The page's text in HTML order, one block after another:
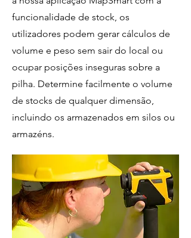
funcionalidade de stock, os
utilizadores podem gerar cálculos de
volume e peso sem sair do local ou
ocupar posições inseguras sobre a
pilha. Determine facilmente o volume
de stocks de qualquer dimensão,
incluindo os armazenados em silos ou
armazéns.